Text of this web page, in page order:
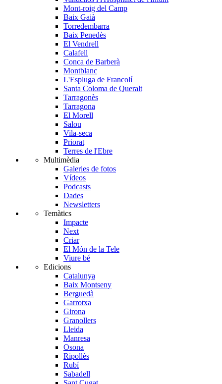
Mont-roig del Camp
Baix Gaià
Torredembarra
Baix Penedès
El Vendrell
Calafell
Conca de Barberà
Montblanc
L'Espluga de Francolí
Santa Coloma de Queralt
Tarragonès
Tarragona
El Morell
Salou
Vila-seca
Priorat
Terres de l'Ebre
Multimèdia
Galeries de fotos
Vídeos
Podcasts
Dades
Newsletters
Temàtics
Impacte
Next
Criar
El Món de la Tele
Viure bé
Edicions
Catalunya
Baix Montseny
Berguedà
Garrotxa
Girona
Granollers
Lleida
Manresa
Osona
Ripollès
Rubí
Sabadell